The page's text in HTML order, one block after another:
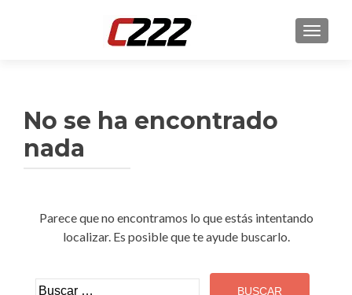
No se ha encontrado
nada
Parece que no encontramos lo que estás intentando
localizar. Es posible que te ayude buscarlo.
Buscar: